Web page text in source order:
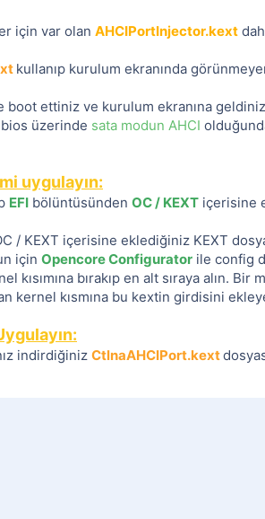
için var olan AHCIPortInjector.kext
kullanıp kurulum ekranında
ettiniz ve kurulum ekranına geldiniz
üzerinde sata modun AHCI
uygulayın:
EFI bölüntüsünden OC / KEXT içerisine
/ KEXT içerisine eklediğiniz KEXT
için Opencore Configurator ile config
kısımına bırakıp en alt sıraya alın. Bir
kernel kısmına bu kextin girdisini
indirdiğiniz CtlnaAHCIPort.kext